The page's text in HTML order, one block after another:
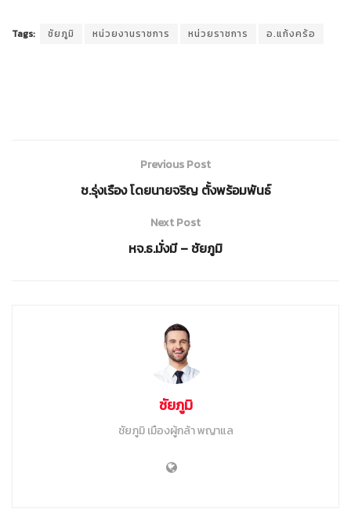
Tags: ชัยภูมิ หน่วยงานราชการ หน่วยราชการ อ.แก้งคร้อ
Previous Post
ช.รุ่งเรือง โดยนายจริญ ตั้งพร้อมพันธ์
Next Post
หจ.ธ.มั่งมี – ชัยภูมิ
ชัยภูมิ
ชัยภูมิ เมืองผู้กล้า พญาแล